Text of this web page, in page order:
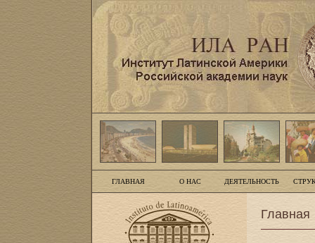
ГЛАВНАЯ О НАС ДЕЯТЕЛЬНОСТЬ
Главная